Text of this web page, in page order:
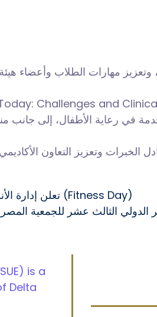
مهارات الطلاب وأعضاء
في رعاية الأطفال، إلى جانب
وتعزيز التعاون
تعلن إدارة الأنشطة الطلابية عن تنظيم (Fitness Day)